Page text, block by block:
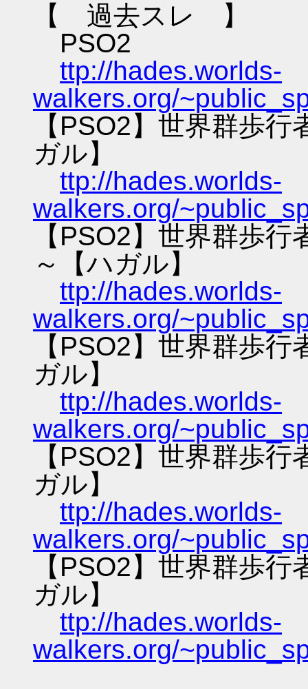
【 過去スレ 】
PSO2
ttp://hades.worlds-
walkers.org/
【PSO2】世界群歩
ガル】
ttp://hades.worlds-
walkers.org/
【PSO2】世界群歩
～【ハガル】
ttp://hades.worlds-
walkers.org/
【PSO2】世界群歩
ガル】
ttp://hades.worlds-
walkers.org/
【PSO2】世界群歩
ガル】
ttp://hades.worlds-
walkers.org/
【PSO2】世界群歩
ガル】
ttp://hades.worlds-
walkers.org/